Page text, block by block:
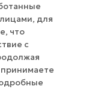
для
что
с